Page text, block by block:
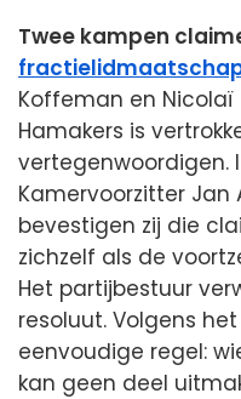
Twee kampen
Koffeman en
Hamakers is
vertegenwoordigen.
Kamervoorzitter Jan
bevestigen zij die
zichzelf als de
Het partijbestuur
resoluut. Volgens
eenvoudige regel:
kan geen deel